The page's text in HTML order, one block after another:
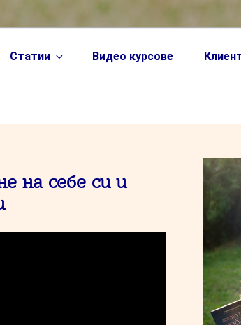
Статии Видео курсове
на себе си и